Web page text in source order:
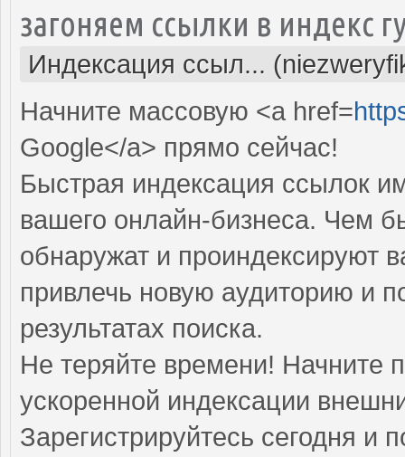
загоняем ссылки в индекс
Индексация ссыл...
Начните массовую <a href=
Google</a> прямо cейчас!
Быстрая индексация ссылок
вашего онлайн-бизнеса. Чем
обнаружат и проиндексируют
привлечь новую аудиторию и
результатах поиска.
Не теряйте времени! Начните
ускоренной индексации
Зарегистрируйтесь сегодня и